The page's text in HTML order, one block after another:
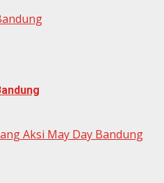
Aksi May Day Bandung